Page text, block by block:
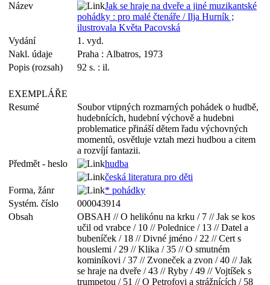
Název
Jak se hraje na dveře a jiné muzikantské
pohádky : pro malé čtenáře / Ilja Hurník ;
ilustrovala Květa Pacovská
Vydání
1. vyd.
Nakl. údaje
Praha : Albatros, 1973
Popis (rozsah)
92 s. : il.
EXEMPLÁŘE
Resumé
Soubor vtipných rozmarných pohádek o hudbě,
hudebnících, hudební výchově a hudebni
problematice přináší dětem řadu výchovných
momentů, osvětluje vztah mezi hudbou a citem
a rozvíjí fantazii.
Předmět - heslo
hudba
česká literatura pro děti
Forma, žánr
* pohádky
Systém. číslo
000043914
Obsah
OBSAH // O helikónu na krku / 7 // Jak se kos
učil od vrabce / 10 // Polednice / 13 // Datel a
bubeníček / 18 // Divné jméno / 22 // Cert s
houslemi / 29 // Klika / 35 // O smutném
kominíkovi / 37 // Zvoneček a zvon / 40 // Jak
se hraje na dveře / 43 // Ryby / 49 // Vojtíšek s
trumpetou / 51 // O Petrofovi a strážnících / 58